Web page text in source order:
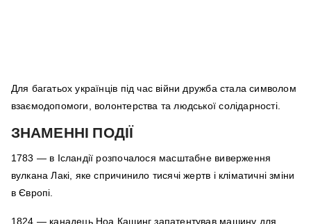
Для багатьох українців під час війни дружба стала символом
взаємодопомоги, волонтерства та людської солідарності.
ЗНАМЕННІ ПОДІЇ
1783 — в Ісландії розпочалося масштабне виверження
вулкана Лакі, яке спричинило тисячі жертв і кліматичні зміни
в Європі.
1824 — канадець Ноа Кашинг запатентував машину для